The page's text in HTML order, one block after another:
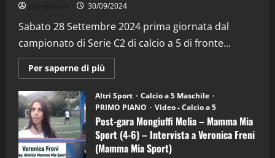
30/09/2024
Sabato 28 Settembre 2024 prima giornata dal
campionato di Serie C2 di calcio a 5 di fronte...
Per saperne di più
informazioni
Post-
gara
Mongiuffi
Melia
–
Mamma
Mia
Sport
Altri Sport
Calcio a 5 Maschile
PRIMO PIANO
Video - Calcio a 5
Post-gara Mongiuffi Melia – Mamma Mia
Sport (4-6) – Intervista a Veronica Freni
(Mamma Mia Sport)
2
“SportEmpire” in Podcast: 29^ Puntata
(Martedi 28 Aprile 2026)
28/04/2026
3
"SportEmpire" in Podcast
“SportEmpire” in Podcast: 28^ Puntata
(Martedi 21 Aprile 2026)
21/04/2026